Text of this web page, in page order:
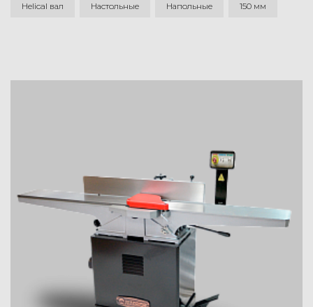
Helical вал Настольные Напольные 150 мм